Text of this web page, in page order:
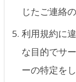
じたご連絡
利用規約に
な目的でサ
ーの特定を